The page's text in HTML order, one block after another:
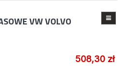
VW VOLVO
508,30 zł